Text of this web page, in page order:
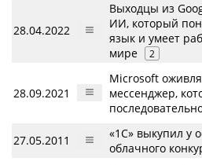
28.04.2022
Выходцы из
ИИ, который
язык и умеет
мире
2
28.09.2021
Microsoft
мессенджер,
27.05.2011
«1С» выкупил у
облачного